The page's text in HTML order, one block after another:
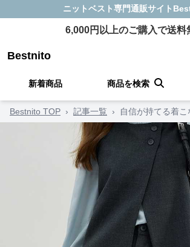
ニットベスト専門通販サイト
6,000円以上のご購入で送料
Bestnito
新着商品 商品を検索
Bestnito TOP › 記事一覧 › 自信が持てる着